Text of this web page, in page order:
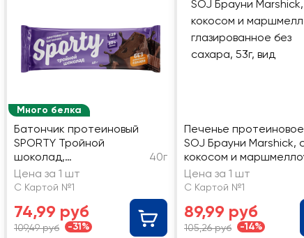
Много белка
Батончик протеиновый
SPORTY Тройной
шоколад,
глазированный
40г
Цена за 1 шт
С Картой №1
74,99 руб
109,49 руб -31%
Печенье протеиновое
SOJ Брауни Marshick,
кокосом и
глазированное без
сахара
Цена за 1 шт
С Картой №1
89,99 руб
105,26 руб -14%